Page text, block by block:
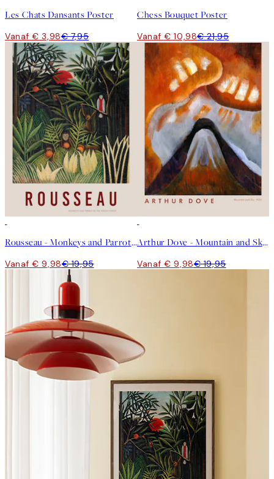
Les Chats Dansants Poster
Vanaf € 3,98€ 7,95
Chess Bouquet Poster
Vanaf € 10,98€ 21,95
Rousseau - Monkeys and Parrot in the Virgin Forest Poster
Vanaf € 9,98€ 19,95
Arthur Dove - Mountain and Sky Poster
Vanaf € 9,98€ 19,95